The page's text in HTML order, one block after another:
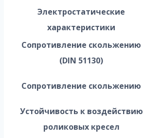
Электростатические
характеристики
Сопротивление скольжению
(DIN 51130)
Сопротивление скольжению
Устойчивость к воздействию
роликовых кресел